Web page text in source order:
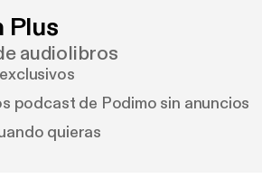
Plus
audiolibros
podcast de Podimo sin anuncios
quieras